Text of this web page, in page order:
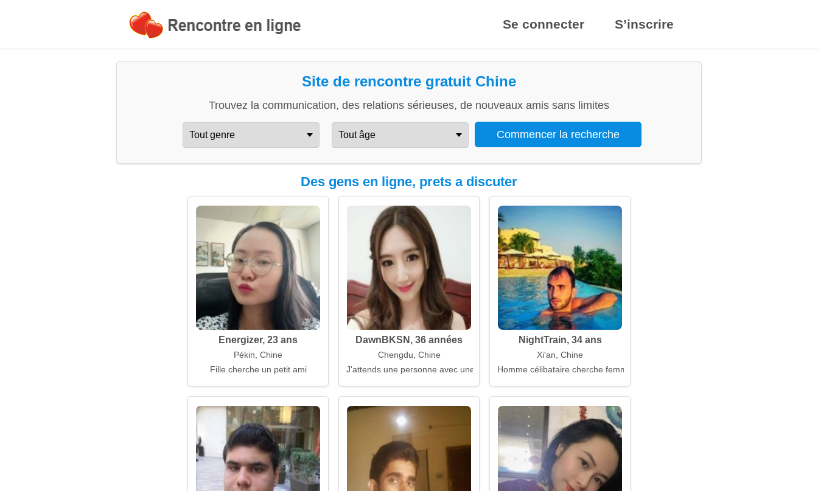
Se connecter S’inscrire
Site de rencontre gratuit Chine
Trouvez la communication, des relations sérieuses, de nouveaux amis sans limites
Des gens en ligne, prets a discuter
Energizer, 23 ans
Pékin, Chine
Fille cherche un petit ami
DawnBKSN, 36 années
Chengdu, Chine
J'attends une personne avec une expérience de vie à mes côtés
NightTrain, 34 ans
Xi'an, Chine
Homme célibataire cherche femme